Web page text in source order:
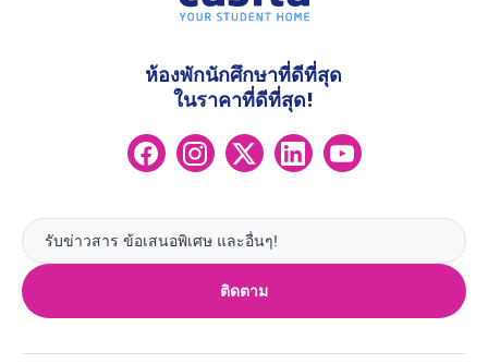
ติดตาม
ห้องพักนักศึกษาที่ดีที่สุด
ในราคาที่ดีที่สุด!